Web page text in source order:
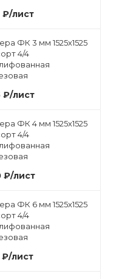
₽/лист
ФК 3 мм 1525х1525
4/4
₽/лист
ФК 4 мм 1525х1525
4/4
₽/лист
ФК 6 мм 1525х1525
4/4
₽/лист